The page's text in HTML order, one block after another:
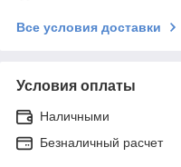
Все условия доставки
Условия оплаты
Наличными
Безналичный расчет